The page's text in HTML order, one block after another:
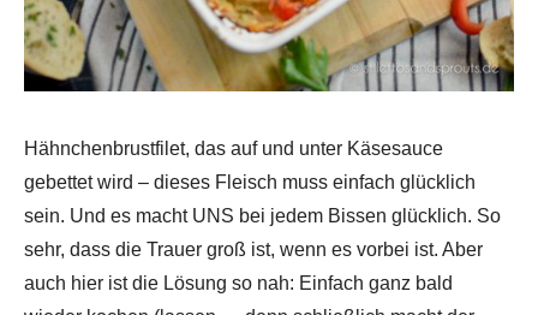
Hähnchenbrustfilet, das auf und unter Käsesauce
gebettet wird – dieses Fleisch muss einfach glücklich
sein. Und es macht UNS bei jedem Bissen glücklich. So
sehr, dass die Trauer groß ist, wenn es vorbei ist. Aber
auch hier ist die Lösung so nah: Einfach ganz bald